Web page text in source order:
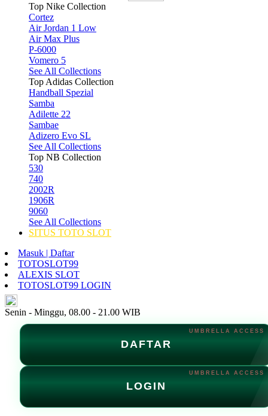
Top Nike Collection
Cortez
Air Jordan 1 Low
Air Max Plus
P-6000
Vomero 5
See All Collections
Top Adidas Collection
Handball Spezial
Samba
Adilette 22
Sambae
Adizero Evo SL
See All Collections
Top NB Collection
530
740
2002R
1906R
9060
See All Collections
SITUS TOTO SLOT
Masuk | Daftar
TOTOSLOT99
ALEXIS SLOT
TOTOSLOT99 LOGIN
Senin - Minggu, 08.00 - 21.00 WIB
DAFTAR
LOGIN